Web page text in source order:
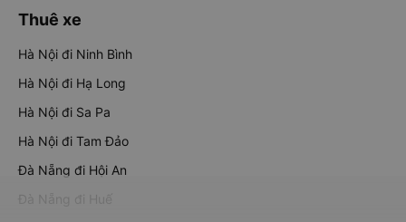
Thuê xe
Hà Nội đi Ninh Bình
Hà Nội đi Hạ Long
Hà Nội đi Sa Pa
Hà Nội đi Tam Đảo
Đà Nẵng đi Hội An
Đà Nẵng đi Huế